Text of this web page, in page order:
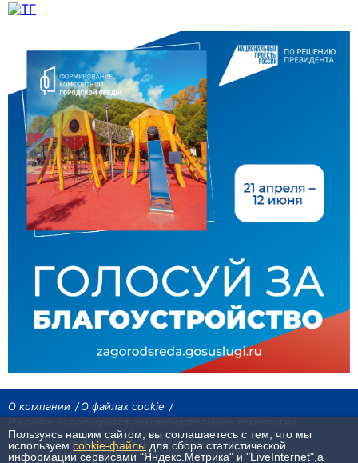
О компании
О файлах cookie
Сетевое издание «Байкал24». Все права охраняются законом.
При использовании материалов агентства на других сайтах, обязательна
гиперссылка.
Пользуясь нашим сайтом, вы соглашаетесь с тем, что мы
используем cookie-файлы для сбора статистической
информации сервисами "Яндекс.Метрика" и "LiveInternet",а